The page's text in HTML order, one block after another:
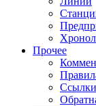
Прочее
Ссылки